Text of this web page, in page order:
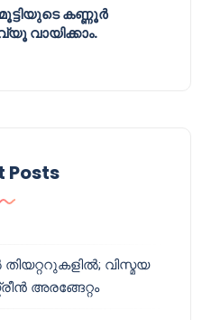
കണ്ണൂർ
വായിക്കാം.
Posts
വിസ്മയ
അരങ്ങേറ്റം